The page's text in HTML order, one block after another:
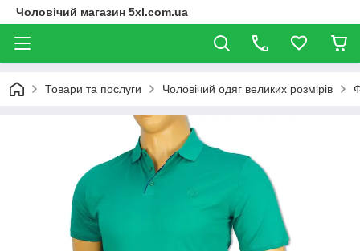
Чоловічий магазин 5xl.com.ua
Товари та послуги Чоловічий одяг великих розмірів